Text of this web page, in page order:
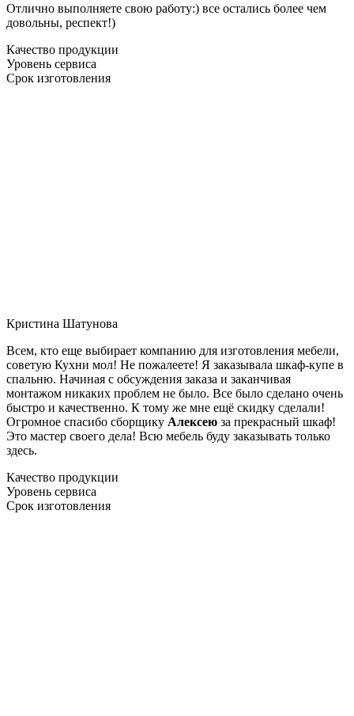
Отлично выполняете свою работу:) все остались более чем
довольны, респект!)
Качество продукции
Уровень сервиса
Срок изготовления
Кристина Шатунова
Всем, кто еще выбирает компанию для изготовления мебели,
советую Кухни мол! Не пожалеете! Я заказывала шкаф-купе в
спальню. Начиная с обсуждения заказа и заканчивая
монтажом никаких проблем не было. Все было сделано очень
быстро и качественно. К тому же мне ещё скидку сделали!
Огромное спасибо сборщику Алексею за прекрасный шкаф!
Это мастер своего дела! Всю мебель буду заказывать только
здесь.
Качество продукции
Уровень сервиса
Срок изготовления